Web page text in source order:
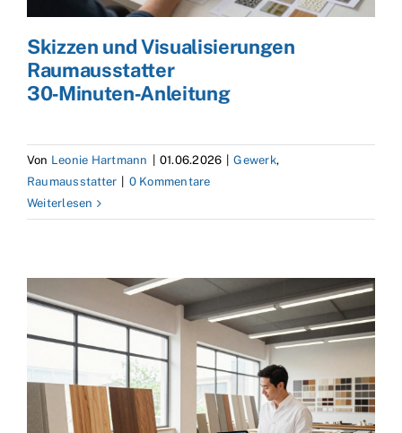
Skizzen und Visualisierungen
Raumausstatter
30‑Minuten‑Anleitung
Von Leonie Hartmann 01.06.2026 Gewerk,
Raumausstatter
0 Kommentare
Weiterlesen